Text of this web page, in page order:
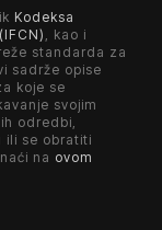
Kodeksa
, kao i
standarda za
sadrže opise
koje se
svojim
odredbi,
ili se obratiti
na ovom